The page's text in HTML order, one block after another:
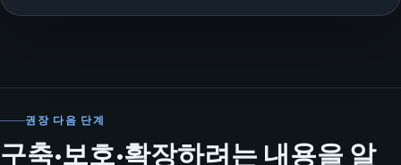
권장 다음 단계
구축·보호·확장하려는 내용을 알